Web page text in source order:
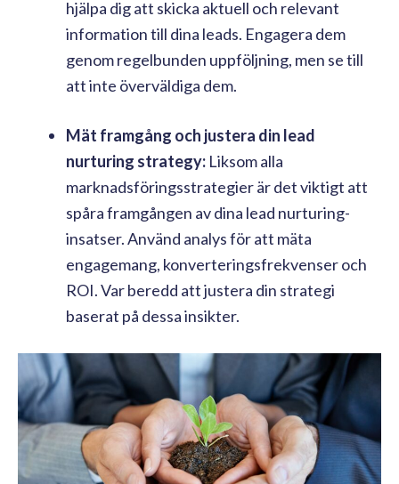
hjälpa dig att skicka aktuell och relevant
information till dina leads. Engagera dem
genom regelbunden uppföljning, men se till
att inte överväldiga dem.
Mät framgång och justera din lead
nurturing strategy: Liksom alla
marknadsföringsstrategier är det viktigt att
spåra framgången av dina lead nurturing-
insatser. Använd analys för att mäta
engagemang, konverteringsfrekvenser och
ROI. Var beredd att justera din strategi
baserat på dessa insikter.